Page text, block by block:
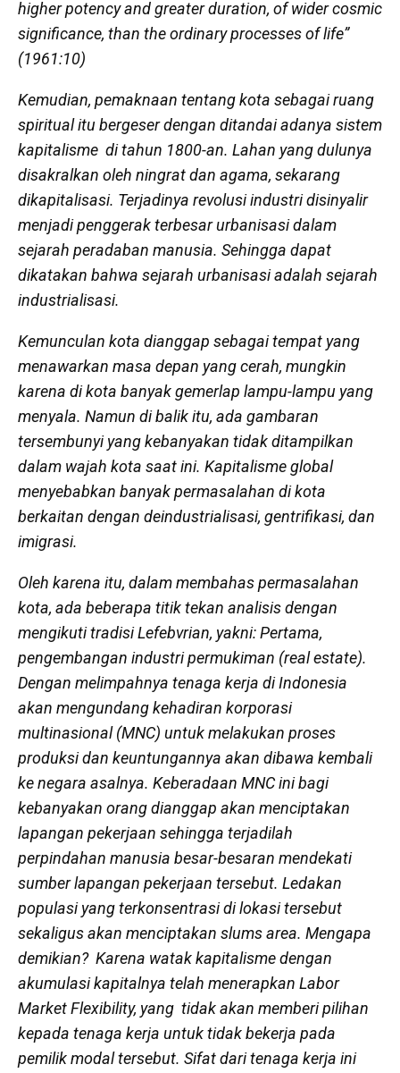
higher potency and greater duration, of wider cosmic
significance, than the ordinary processes of life”
(1961:10)
Kemudian, pemaknaan tentang kota sebagai ruang
spiritual itu bergeser dengan ditandai adanya sistem
kapitalisme di tahun 1800-an. Lahan yang dulunya
disakralkan oleh ningrat dan agama, sekarang
dikapitalisasi. Terjadinya revolusi industri disinyalir
menjadi penggerak terbesar urbanisasi dalam
sejarah peradaban manusia. Sehingga dapat
dikatakan bahwa sejarah urbanisasi adalah sejarah
industrialisasi.
Kemunculan kota dianggap sebagai tempat yang
menawarkan masa depan yang cerah, mungkin
karena di kota banyak gemerlap lampu-lampu yang
menyala. Namun di balik itu, ada gambaran
tersembunyi yang kebanyakan tidak ditampilkan
dalam wajah kota saat ini. Kapitalisme global
menyebabkan banyak permasalahan di kota
berkaitan dengan deindustrialisasi, gentrifikasi, dan
imigrasi.
Oleh karena itu, dalam membahas permasalahan
kota, ada beberapa titik tekan analisis dengan
mengikuti tradisi Lefebvrian, yakni:Pertama,
pengembangan industri permukiman (real estate).
Dengan melimpahnya tenaga kerja di Indonesia
akan mengundang kehadiran korporasi
multinasional (MNC) untuk melakukan proses
produksi dan keuntungannya akan dibawa kembali
ke negara asalnya. Keberadaan MNC ini bagi
kebanyakan orang dianggap akan menciptakan
lapangan pekerjaan sehingga terjadilah
perpindahan manusia besar-besaran mendekati
sumber lapangan pekerjaan tersebut. Ledakan
populasi yang terkonsentrasi di lokasi tersebut
sekaligus akan menciptakan slums area. Mengapa
demikian? Karena watak kapitalisme dengan
akumulasi kapitalnya telah menerapkan Labor
Market Flexibility, yang tidak akan memberi pilihan
kepada tenaga kerja untuk tidak bekerja pada
pemilik modal tersebut. Sifat dari tenaga kerja ini